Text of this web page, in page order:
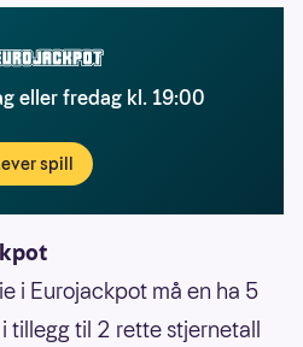
eller fredag kl. 19:00
spill
i Eurojackpot må en ha 5
tillegg til 2 rette stjernetall